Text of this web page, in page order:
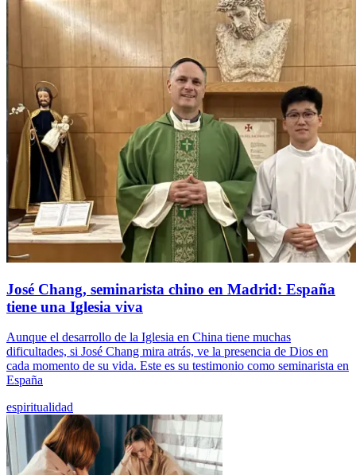
José Chang, seminarista chino en Madrid: España
tiene una Iglesia viva
Aunque el desarrollo de la Iglesia en China tiene muchas
dificultades, si José Chang mira atrás, ve la presencia de Dios en
cada momento de su vida. Este es su testimonio como seminarista en
España
espiritualidad